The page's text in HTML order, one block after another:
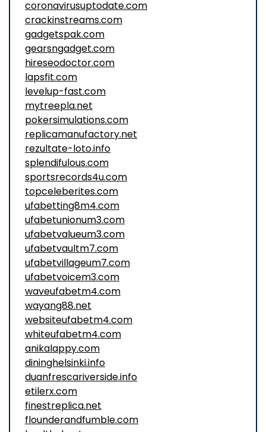
coronavirusuptodate.com
crackinstreams.com
gadgetspak.com
gearsngadget.com
hireseodoctor.com
lapsfit.com
levelup-fast.com
mytreepla.net
pokersimulations.com
replicamanufactory.net
rezultate-loto.info
splendifulous.com
sportsrecords4u.com
topceleberites.com
ufabetting8m4.com
ufabetunionum3.com
ufabetvalueum3.com
ufabetvaultm7.com
ufabetvillageum7.com
ufabetvoicem3.com
waveufabetm4.com
wayang88.net
websiteufabetm4.com
whiteufabetm4.com
anikalappy.com
dininghelsinki.info
duanfrescariverside.info
etilerx.com
finestreplica.net
flounderandfumble.com